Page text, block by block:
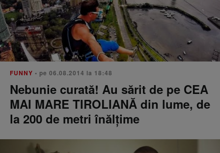
FUNNY • pe 06.08.2014 la 18:48
Nebunie curată! Au sărit de pe CEA
MAI MARE TIROLIANĂ din lume, de
la 200 de metri înălțime